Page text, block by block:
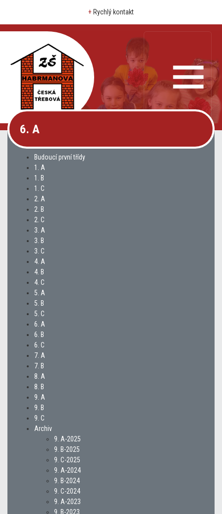
+ Rychlý kontakt
6. A
Budoucí první třídy
1. A
1. B
1. C
2. A
2. B
2. C
3. A
3. B
3. C
4. A
4. B
4. C
5. A
5. B
5. C
6. A
6. B
6. C
7. A
7. B
8. A
8. B
9. A
9. B
9. C
Archiv
9. A-2025
9. B-2025
9. C-2025
9. A-2024
9. B-2024
9. C-2024
9. A-2023
9. B-2023